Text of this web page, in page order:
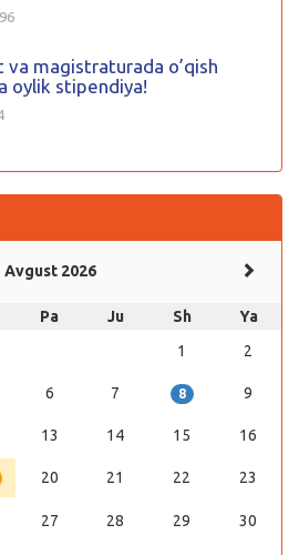
va magistraturada o’qish
oylik stipendiya!
Avgust 2026
Pa Ju Sh
Ya
1
2
6 7 8 9
13 14 15 16
20 21 22 23
27 28 29 30